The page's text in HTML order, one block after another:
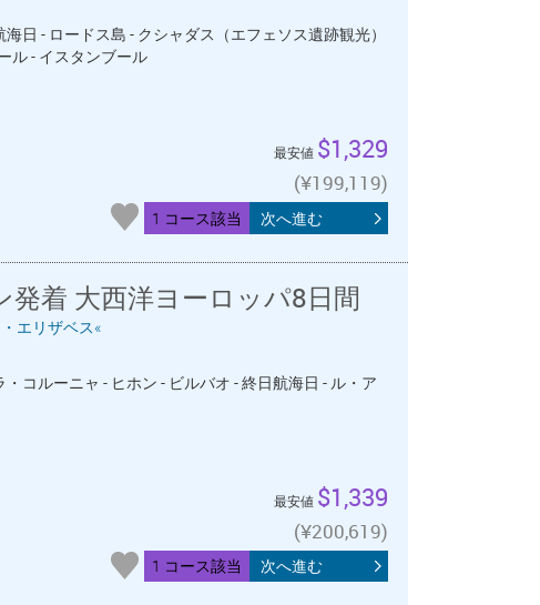
日 - ロードス島 - クシャダス（エフェソス遺跡観光）
ル - イスタンブール
最安値 $1,329
(¥199,119)
1 コース該当 次へ進む
発着 大西洋ヨーロッパ8日間
エリザベス«
コルーニャ - ヒホン - ビルバオ - 終日航海日 - ル・ア
最安値 $1,339
(¥200,619)
1 コース該当 次へ進む